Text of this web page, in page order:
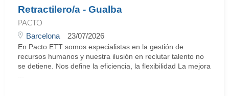
Retractilero/a - Gualba
PACTO
Barcelona 23/07/2026
En Pacto ETT somos especialistas en la gestión de
recursos humanos y nuestra ilusión en reclutar talento no
se detiene. Nos define la eficiencia, la flexibilidad La mejora